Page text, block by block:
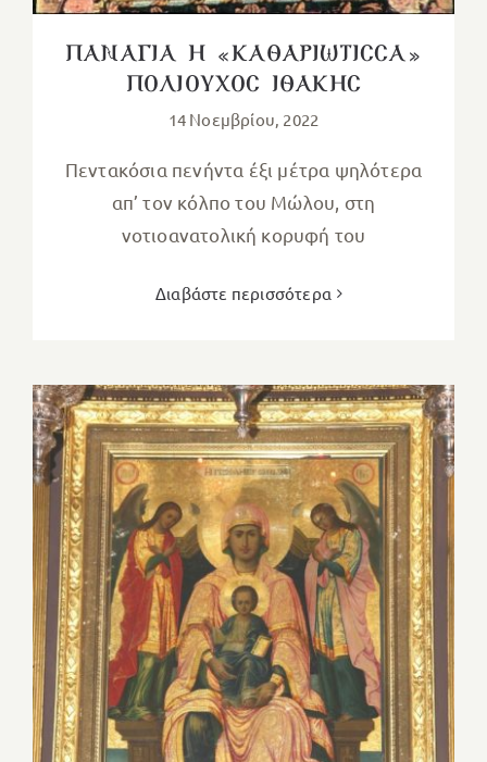
ΠΑΝΑΓΙΑ Η «ΚΑΘΑΡΙΩΤΙΣΣΑ»
ΠΟΛΙΟΥΧΟΣ ΙΘΑΚΗΣ
14 Νοεμβρίου, 2022
Πεντακόσια πενήντα έξι μέτρα ψηλότερα
απ’ τον κόλπο του Μώλου, στη
νοτιοανατολική κορυφή του
Διαβάστε περισσότερα